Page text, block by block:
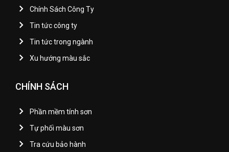
Chính Sách Công Ty
Tin tức công ty
Tin tức trong ngành
Xu hướng màu sắc
CHÍNH SÁCH
Phần mềm tính sơn
Tự phối màu sơn
Tra cứu bảo hành